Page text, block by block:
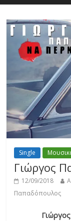
Single
Γιώργος
12/09/2018
Παπαδόπουλος